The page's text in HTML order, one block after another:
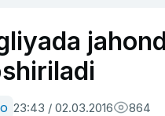
23:43 / 02.03.2016 864